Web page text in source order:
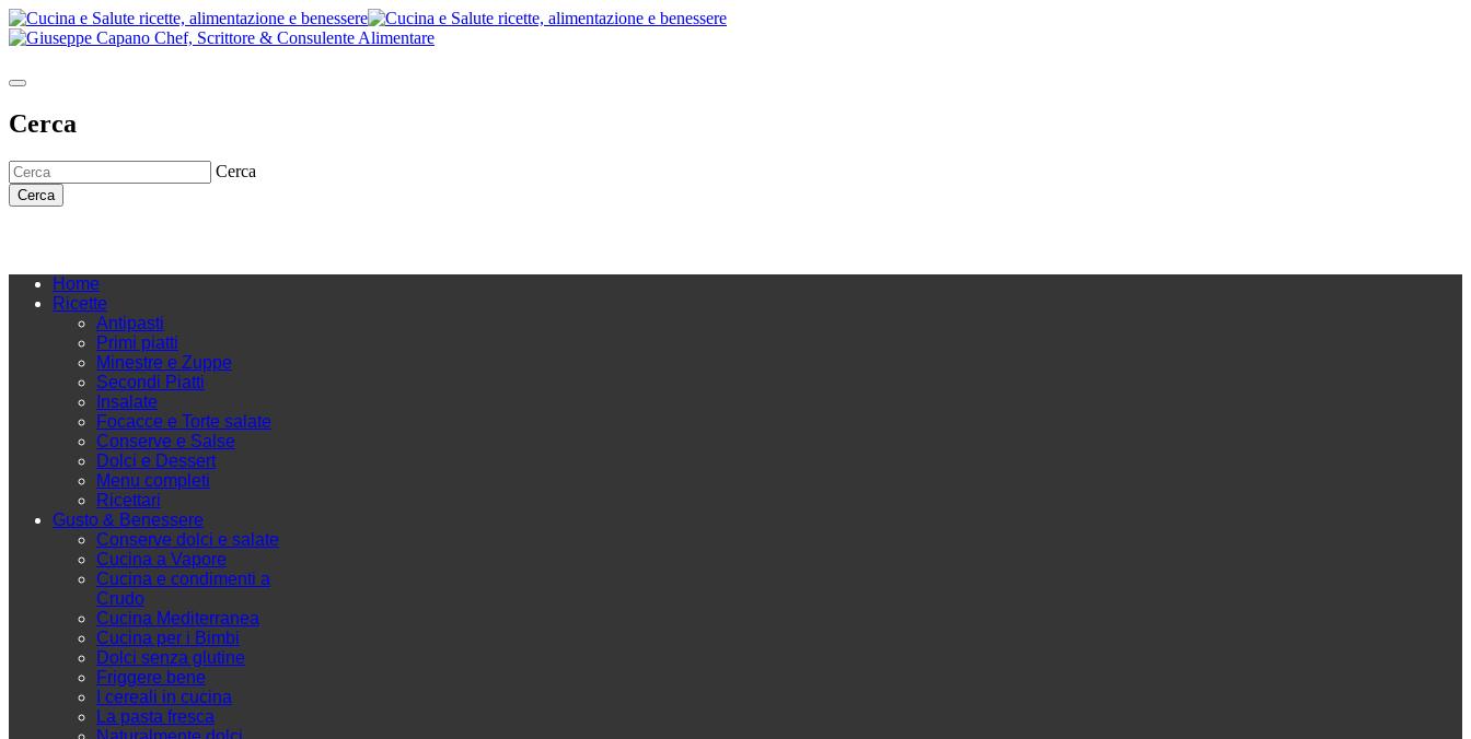
Cerca
Cerca
Cerca
Home
Ricette
Antipasti
Primi piatti
Minestre e Zuppe
Secondi Piatti
Insalate
Focacce e Torte salate
Conserve e Salse
Dolci e Dessert
Menu completi
Ricettari
Gusto & Benessere
Conserve dolci e salate
Cucina a Vapore
Cucina e condimenti a
Crudo
Cucina Mediterranea
Cucina per i Bimbi
Dolci senza glutine
Friggere bene
I cereali in cucina
La pasta fresca